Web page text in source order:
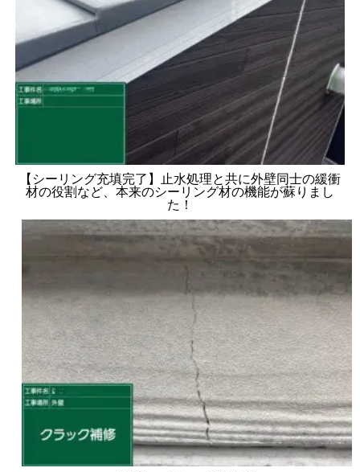
【シーリング充填完了】止水処理と共に外壁同士の緩衝
材の役割など、本来のシーリング材の機能が蘇りまし
た！